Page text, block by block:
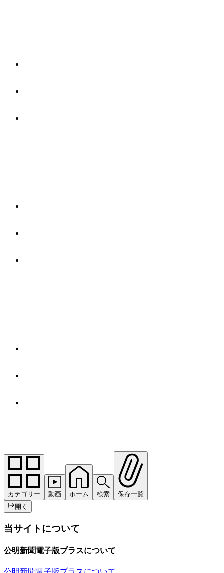
カテゴリー 動画 ホーム 検索
保存一覧
開く
当サイトについて
公明新聞電子版プラスについて